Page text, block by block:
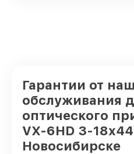
Гарантии от
обслуживания
оптического
VX-6HD 3-
Новосибирске